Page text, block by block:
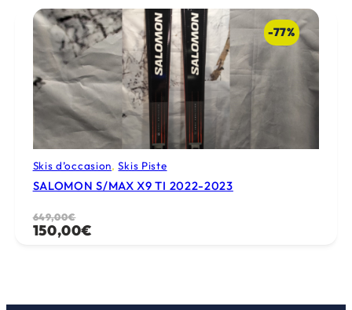
550,00€.
100,00€.
-77%
Skis d’occasion, Skis Piste
SALOMON S/MAX X9 TI 2022-2023
649,00€
Le
prix
649,00€.
150,00€
Le
prix
150,00€.